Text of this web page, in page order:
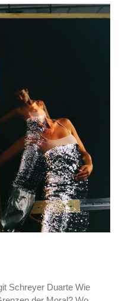
Schreyer Duarte Wie